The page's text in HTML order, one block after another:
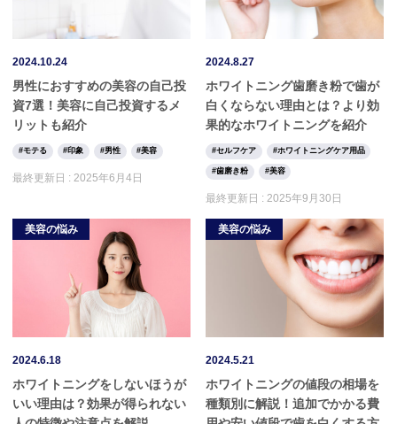
2024.10.24
男性におすすめの美容の自己投
資7選！美容に自己投資するメ
リットも紹介
モテる 印象 男性 美容
最終更新日 : 2025年6月4日
2024.8.27
ホワイトニング歯磨き粉で歯が
白くならない理由とは？より効
果的なホワイトニングを紹介
セルフケア ホワイトニングケア用品
歯磨き粉 美容
最終更新日 : 2025年9月30日
美容の悩み
2024.6.18
ホワイトニングをしないほうが
いい理由は？効果が得られない
美容の悩み
2024.5.21
ホワイトニングの値段の相場を
種類別に解説！追加でかかる費